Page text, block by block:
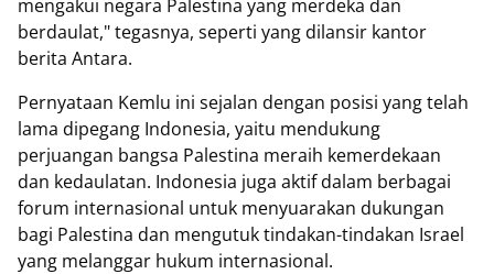
mengakui negara Palestina yang merdeka dan
berdaulat," tegasnya, seperti yang dilansir kantor
berita Antara.
Pernyataan Kemlu ini sejalan dengan posisi yang telah
lama dipegang Indonesia, yaitu mendukung
perjuangan bangsa Palestina meraih kemerdekaan
dan kedaulatan. Indonesia juga aktif dalam berbagai
forum internasional untuk menyuarakan dukungan
bagi Palestina dan mengutuk tindakan-tindakan Israel
yang melanggar hukum internasional.